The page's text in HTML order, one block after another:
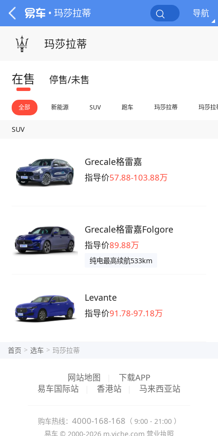
• 玛莎拉蒂 导航
玛莎拉蒂
在售 停售/未售
全部 新能源 SUV 跑车 玛莎拉蒂 玛莎拉
SUV
Grecale格雷嘉
指导价57.88-103.88万
Grecale格雷嘉Folgore
指导价89.88万
纯电最高续航533km
Levante
指导价91.78-97.18万
首页 > 选车 > 玛莎拉蒂
网站地图
下载APP
易车国际站
香港站 马来西亚站
购车热线： 4000-168-168 （ 9:00 - 21:00 ）
易车 © 2000-2026 m.yiche.com 营业执照